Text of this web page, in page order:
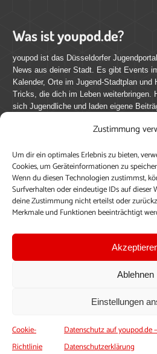
Zustimmung
Um dir ein optimales Erlebnis zu bieten,
Cookies, um Geräteinformationen zu
Wenn du diesen Technologien zustimmst,
Surfverhalten oder eindeutige IDs auf dieser
deine Zustimmung nicht erteilst oder
Merkmale und Funktionen beeinträchtigt
Ablehnen
Einstellungen
Cookie-
Richtlinie
Datenschutz auf youpod.de –
Datenschutzerklärung
Was ist youpod.de?
youpod ist das Düsseldorfer
News aus deiner Stadt. Es gibt Events
Kalender, Orte im Jugend-Stadtplan und
Tricks, die dich im Leben weiterbringen.
sich Jugendliche und laden eigene
youpod.de lebt von Menschen wie dir.
journalistische Erfahrung, teile deine
veröffentliche deine Beiträge auf
dich anmelden, um alle Funktionen
Profil anzulegen, eigene Beiträge
Einloggen